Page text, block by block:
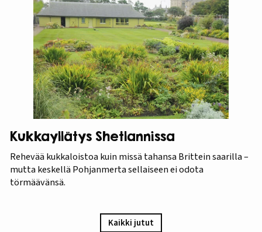
Kukkayllätys Shetlannissa
Rehevää kukkaloistoa kuin missä tahansa Brittein saarilla –
mutta keskellä Pohjanmerta sellaiseen ei odota
törmäävänsä.
Kaikki jutut